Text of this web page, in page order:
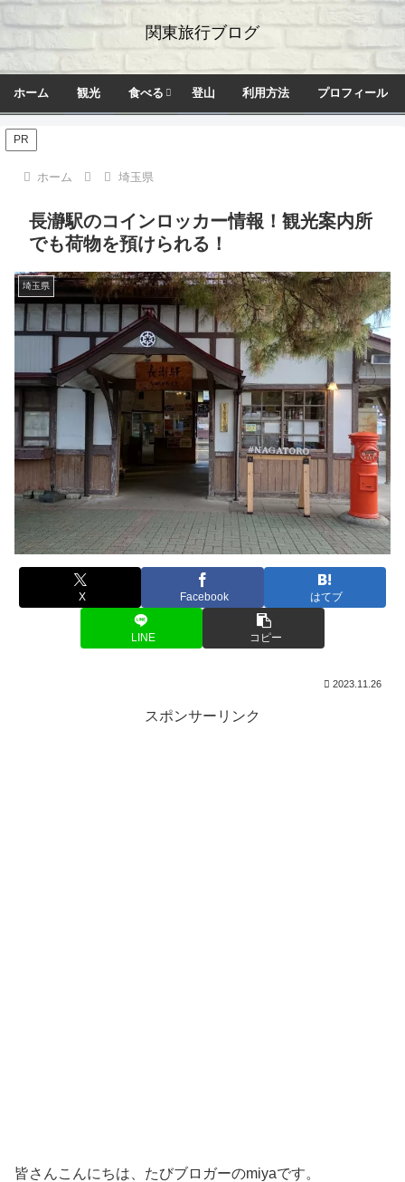
関東旅行ブログ
ホーム 観光 食べる 登山 利用方法 プロフィール
PR
ホーム 埼玉県
長瀞駅のコインロッカー情報！観光案内所
でも荷物を預けられる！
埼玉県
X Facebook はてブ
LINE コピー
2023.11.26
スポンサーリンク
皆さんこんにちは、たびブロガーのmiyaです。